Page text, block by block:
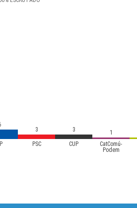
PSC CUP
CatComú-
Podem
3 3 1